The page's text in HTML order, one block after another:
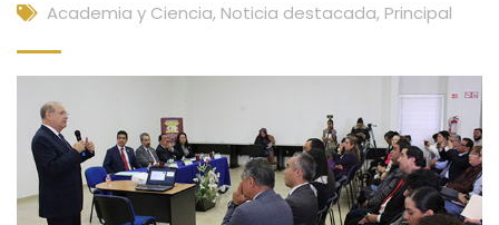
Academia y Ciencia, Noticia destacada, Principal